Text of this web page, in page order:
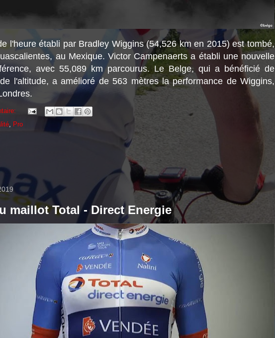
l'heure établi par Bradley Wiggins (54,526 km en 2015) est tombé,
au Mexique. Victor Campenaerts a établi une nouvelle
avec 55,089 km parcourus. Le Belge, qui a bénéficié de
l'altitude, a amélioré de 563 mètres la performance de Wiggins,
Pro
maillot Total - Direct Energie